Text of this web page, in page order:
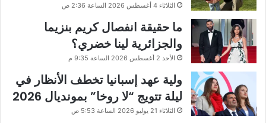
الثلاثاء 4 أغسطس 2026 الساعة 2:36 ص
ما حقيقة انفصال كريم بنزيما
والجزائرية لينا خضري؟
الأحد 2 أغسطس 2026 الساعة 9:35 م
ولية عهد إسبانيا تخطف الأنظار في
ليلة تتويج “لا روخا” بمونديال 2026
الثلاثاء 21 يوليو 2026 الساعة 5:53 ص